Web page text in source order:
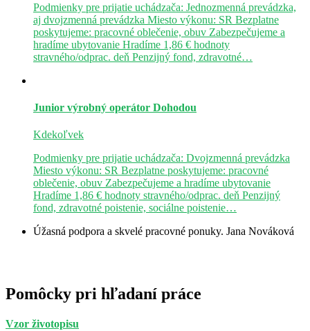
Podmienky pre prijatie uchádzača: Jednozmenná prevádzka,
aj dvojzmenná prevádzka Miesto výkonu: SR Bezplatne
poskytujeme: pracovné oblečenie, obuv Zabezpečujeme a
hradíme ubytovanie Hradíme 1,86 € hodnoty
stravného/odprac. deň Penzijný fond, zdravotné…
Junior výrobný operátor Dohodou
Kdekoľvek
Podmienky pre prijatie uchádzača: Dvojzmenná prevádzka
Miesto výkonu: SR Bezplatne poskytujeme: pracovné
oblečenie, obuv Zabezpečujeme a hradíme ubytovanie
Hradíme 1,86 € hodnoty stravného/odprac. deň Penzijný
fond, zdravotné poistenie, sociálne poistenie…
Úžasná podpora a skvelé pracovné ponuky. Jana Nováková
Pomôcky pri hľadaní práce
Vzor životopisu